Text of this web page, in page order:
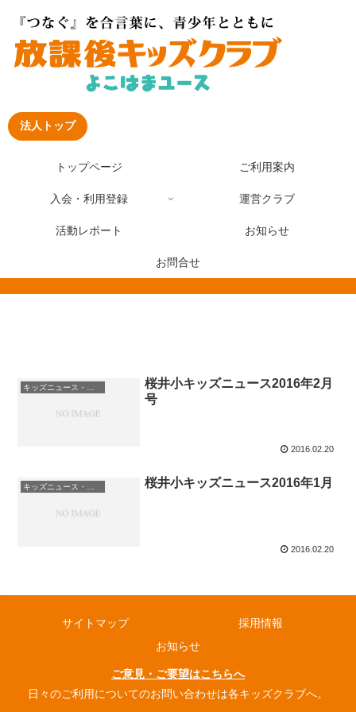
法人トップ
トップページ ご利用案内
入会・利用登録 運営クラブ
活動レポート お知らせ
お問合せ
キッズニュース・お知らせ
桜井小キッズニュース2016年2月
号
2016.02.20
キッズニュース・お知らせ 桜井小キッズニュース2016年1月
2016.02.20
サイトマップ
採用情報
お知らせ
ご意見・ご要望はこちらへ
日々のご利用についてのお問い合わせは各キッズクラブへ。